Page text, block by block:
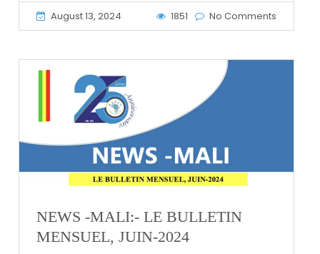
August 13, 2024 1851 No Comments
NEWS -MALI:- LE BULLETIN
MENSUEL, JUIN-2024